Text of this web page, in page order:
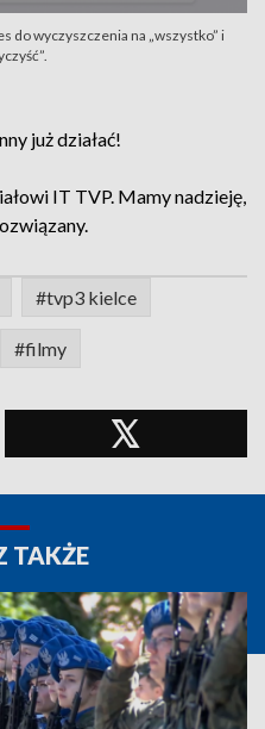
do wyczyszczenia na „wszystko” i
już działać!
IT TVP. Mamy nadzieję,
#tvp3 kielce
#filmy
TAKŻE